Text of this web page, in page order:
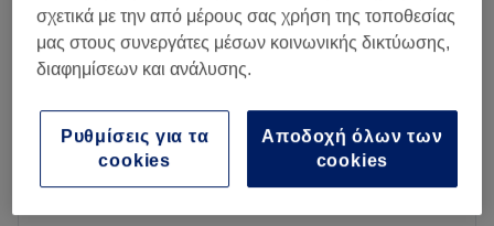
Beauty Hall skg
Χαριλάου, Θεσσαλονίκη
Εμφάνιση στον χάρτη
4 συνεδρίες Μεσοθεραπεία Προσώπου -
€ 180
σχετικά με την από μέρους σας χρήση της τοποθεσίας
μας στους συνεργάτες μέσων κοινωνικής δικτύωσης,
διαφημίσεων και ανάλυσης.
Αποδοχή όλων των
cookies
Ρυθμίσεις για τα
cookies